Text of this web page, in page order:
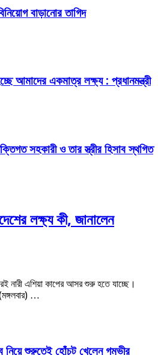
বাড়ানোর তাগিদ
আমাদের একমাত্র লক্ষ্য : প্রধানমন্ত্রী
সহকারী ও তার স্ত্রীর হিসাব স্থগিত
লক্ষ্য কী, জানালেন
নারী এশিয়া কাপের আসর শুরু হতে যাচ্ছে।
…
নিয়ে শুরুতেই হোঁচট খেলেন গম্ভীর